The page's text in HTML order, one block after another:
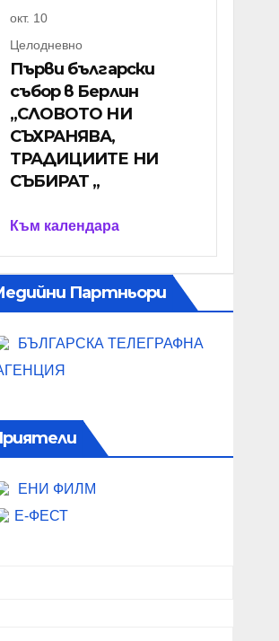
окт. 10
Целодневно
Първи български
събор в Берлин
„СЛОВОТО НИ
СЪХРАНЯВА,
ТРАДИЦИИТЕ НИ
СЪБИРАТ „
Към календара
Партньори
БЪЛГАРСКА ТЕЛЕГРАФНА
ЕНИ ФИЛМ
Е-ФЕСТ